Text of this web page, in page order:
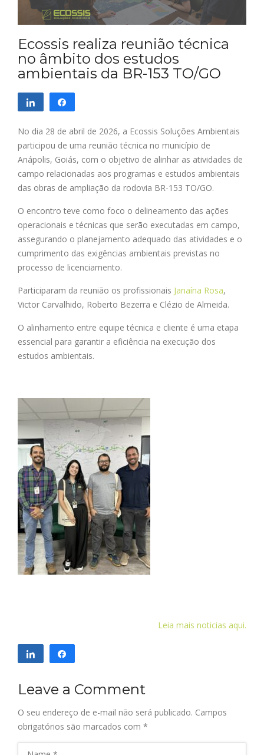
Ecossis realiza reunião técnica
no âmbito dos estudos
ambientais da BR-153 TO/GO
Compartilhar
No dia 28 de abril de 2026, a Ecossis Soluções Ambientais
participou de uma reunião técnica no município de
Anápolis, Goiás, com o objetivo de alinhar as atividades de
campo relacionadas aos programas e estudos ambientais
das obras de ampliação da rodovia BR-153 TO/GO.
O encontro teve como foco o delineamento das ações
operacionais e técnicas que serão executadas em campo,
assegurando o planejamento adequado das atividades e o
cumprimento das exigências ambientais previstas no
processo de licenciamento.
Participaram da reunião os profissionais Janaína Rosa,
Victor Carvalhido, Roberto Bezerra e Clézio de Almeida.
O alinhamento entre equipe técnica e cliente é uma etapa
essencial para garantir a eficiência na execução dos
estudos ambientais.
Leia mais noticias aqui.
Compartilhar
Leave a Comment
O seu endereço de e-mail não será publicado. Campos
obrigatórios são marcados com *